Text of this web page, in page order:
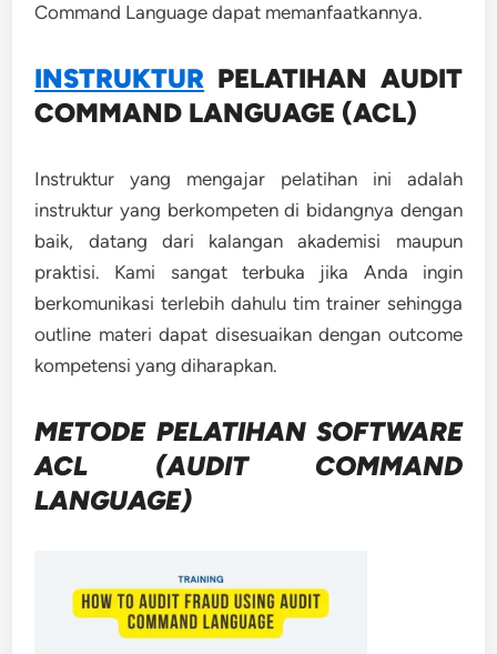
Command Language dapat memanfaatkannya.
INSTRUKTUR PELATIHAN AUDIT
COMMAND LANGUAGE (ACL)
Instruktur yang mengajar pelatihan ini adalah
instruktur yang berkompeten di bidangnya dengan
baik, datang dari kalangan akademisi maupun
praktisi. Kami sangat terbuka jika Anda ingin
berkomunikasi terlebih dahulu tim trainer sehingga
outline materi dapat disesuaikan dengan outcome
kompetensi yang diharapkan.
METODE PELATIHAN SOFTWARE
ACL (AUDIT COMMAND
LANGUAGE)